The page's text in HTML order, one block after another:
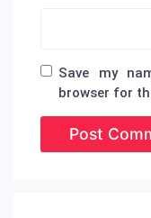
Save my
browser for